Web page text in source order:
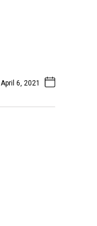
April 6, 2021